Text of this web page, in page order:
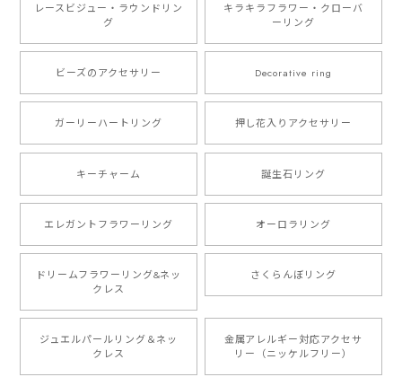
レースビジュー・ラウンドリン
グ
キラキラフラワー・クローバ
ーリング
ビーズのアクセサリー Decorative ring
ガーリーハートリング 押し花入りアクセサリー
キーチャーム 誕生石リング
エレガントフラワーリング オーロラリング
ドリームフラワーリング&ネッ
クレス
さくらんぼリング
ジュエルパールリング＆ネッ
クレス
金属アレルギー対応アクセサ
リー（ニッケルフリー）